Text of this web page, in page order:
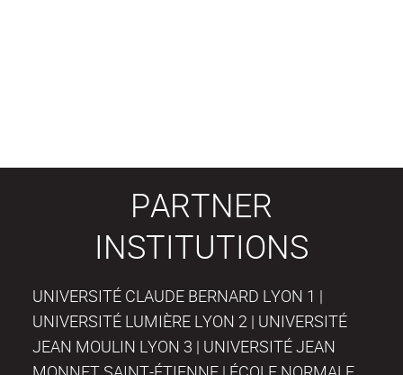
PARTNER
INSTITUTIONS
UNIVERSITÉ CLAUDE BERNARD LYON 1 |
UNIVERSITÉ LUMIÈRE LYON 2 | UNIVERSITÉ
JEAN MOULIN LYON 3 | UNIVERSITÉ JEAN